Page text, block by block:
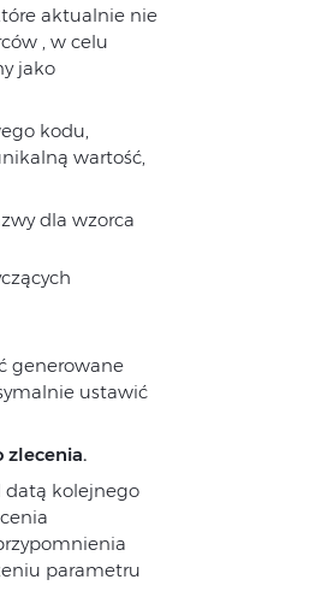
aktualnie nie
, w celu
jako
kodu,
wartość,
dla wzorca
generowane
ustawić
zlecenia.
datą kolejnego
parametru